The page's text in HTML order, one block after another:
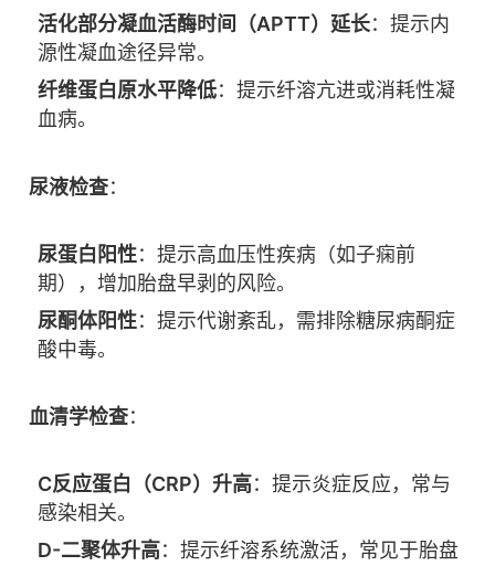
活化部分凝血活酶时间（APTT）延长：提示内
源性凝血途径异常。
纤维蛋白原水平降低：提示纤溶亢进或消耗性凝
血病。
尿液检查：
尿蛋白阳性：提示高血压性疾病（如子痫前
期），增加胎盘早剥的风险。
尿酮体阳性：提示代谢紊乱，需排除糖尿病酮症
酸中毒。
血清学检查：
C反应蛋白（CRP）升高：提示炎症反应，常与
感染相关。
D-二聚体升高：提示纤溶系统激活，常见于胎盘